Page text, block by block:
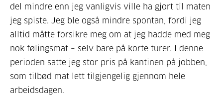
del mindre enn jeg vanligvis ville ha gjort til maten
jeg spiste. Jeg ble også mindre spontan, fordi jeg
alltid måtte forsikre meg om at jeg hadde med meg
nok følingsmat – selv bare på korte turer. I denne
perioden satte jeg stor pris på kantinen på jobben,
som tilbød mat lett tilgjengelig gjennom hele
arbeidsdagen.